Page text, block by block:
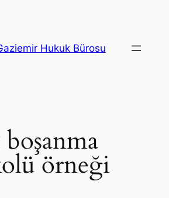
Hukuk Bürosu
boşanma
örneği